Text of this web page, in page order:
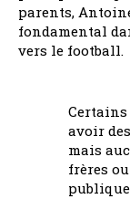
parents,
fondamental
vers le football.
avoir
mais
frères